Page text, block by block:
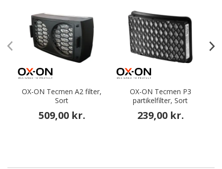
OX-ON Tecmen A2 filter,
Sort
509,00 kr.
OX-ON Tecmen P3
partikelfilter, Sort
239,00 kr.